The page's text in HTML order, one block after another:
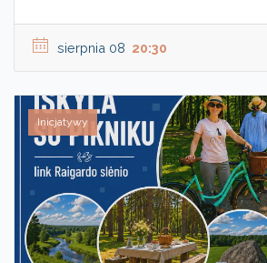
sierpnia 08 20:30
Inicjatywy